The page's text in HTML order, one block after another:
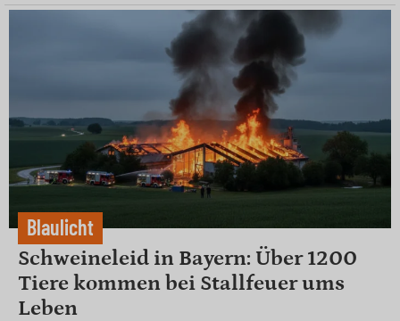
Blaulicht
Schweineleid in Bayern: Über 1200
Tiere kommen bei Stallfeuer ums
Leben